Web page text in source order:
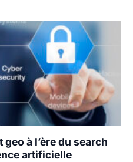
à l’ère du search
artificielle